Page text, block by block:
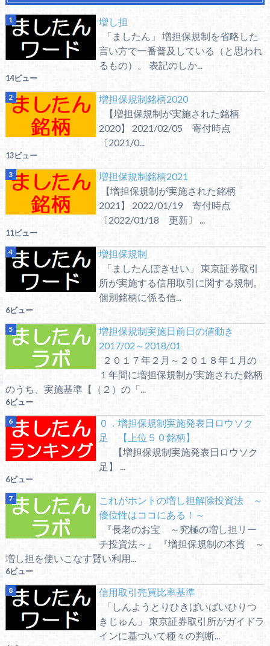
増し担
「ましたん」 増担保規制を省略した
言い方で一番普及している（と思われ
るもの）。 表記のしか...
14ビュー
増担保規制銘柄2020
【増担保規制が実施された銘柄
2020】 2021/02/05 寄付時点
〔2021/0...
13ビュー
増担保規制銘柄2021
【増担保規制が実施された銘柄
2021】 2022/01/19 寄付時点
〔2022/01/18 更新〕 ...
11ビュー
増担保規制
「ましたんぽきせい」 東京証券取引
所が実施する信用取引に関する規制。
個別銘柄に係る信...
6ビュー
増担保規制実施日前日の値動き
2017/02～2018/01
２０１７年２月～２０１８年１月の
１年間に増担保規制が実施された銘柄
のうち、実施基準【（２）の「...
6ビュー
０．増担保規制実施発表日ロウソク
足 【上位５０銘柄】
【増担保規制実施発表日ロウソク
足】 ...
6ビュー
これがホントの増し担解除投資法 ～
優位性はココにある！～
『長老のお宝 ～究極の増し担リー
チ投資法～』 『増担保規制の本質 ～
増し担を使いこなす賢い利用...
6ビュー
信用取引売買比率基準
「しんようとりひきばいばいひりつ
きじゅん」 東京証券取引所がガイドラ
インに基づいて種々の判断...